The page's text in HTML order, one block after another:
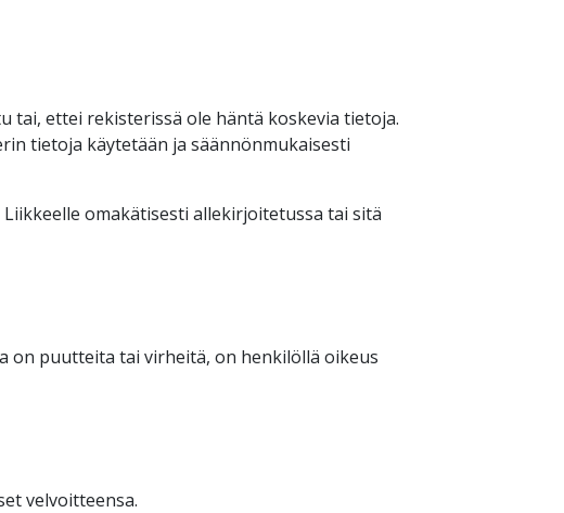
tai, ettei rekisterissä ole häntä koskevia tietoja.
tietoja käytetään ja säännönmukaisesti
omakätisesti allekirjoitetussa tai sitä
on puutteita tai virheitä, on henkilöllä oikeus
velvoitteensa.